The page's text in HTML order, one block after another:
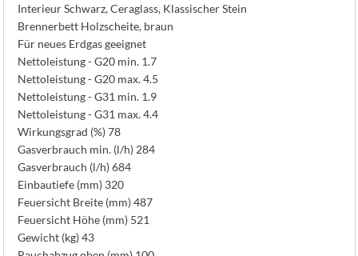
Interieur Schwarz, Ceraglass, Klassischer Stein
Brennerbett Holzscheite, braun
Für neues Erdgas geeignet
Nettoleistung - G20 min. 1.7
Nettoleistung - G20 max. 4.5
Nettoleistung - G31 min. 1.9
Nettoleistung - G31 max. 4.4
Wirkungsgrad (%) 78
Gasverbrauch min. (l/h) 284
Gasverbrauch (l/h) 684
Einbautiefe (mm) 320
Feuersicht Breite (mm) 487
Feuersicht Höhe (mm) 521
Gewicht (kg) 43